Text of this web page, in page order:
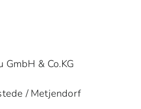
GmbH & Co.KG
/ Metjendorf